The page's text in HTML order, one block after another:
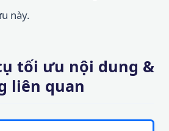
này.
tối ưu nội dung &
liên quan